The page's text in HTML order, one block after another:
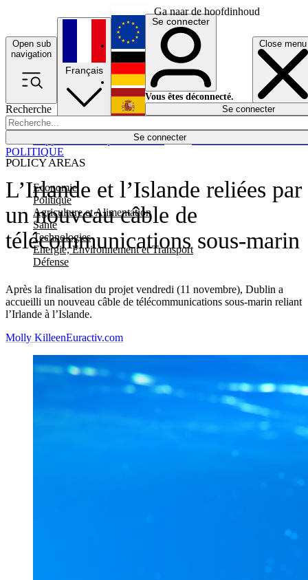
Ga naar de hoofdinhoud
Open sub
navigation
Close menu
Recherche
Se connecter
POLICY AREAS
Economie
Politique
Agriculture et Alimentation
Santé
Technologies
Energie, Environnement et Transport
Défense
Économie
Français
English
Deutsch
Español
Se connecter
Vous êtes déconnecté.
Se connecter
L’Irlande et l’Islande reliées par
un nouveau câble de
télécommunications sous-marin
Après la finalisation du projet vendredi (11 novembre), Dublin a
accueilli un nouveau câble de télécommunications sous-marin reliant
l’Irlande à l’Islande.
POLITIQUE
Molly KilleenEuractiv.com